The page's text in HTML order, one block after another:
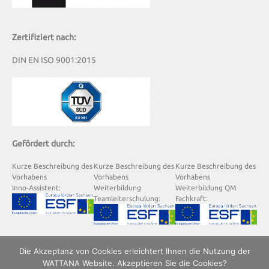
Zertifiziert nach:
DIN EN ISO 9001:2015
Gefördert durch:
Kurze Beschreibung des
Vorhabens
Inno-Assistent:
Kurze Beschreibung des
Vorhabens
Weiterbildung
Teamleiterschulung:
Kurze Beschreibung des
Vorhabens
Weiterbildung QM
Fachkraft:
Die Akzeptanz von Cookies erleichtert Ihnen die Nutzung der
WATTANA Website. Akzeptieren Sie die Cookies?